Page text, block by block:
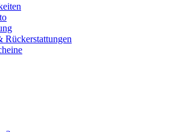
Rückerstattungen